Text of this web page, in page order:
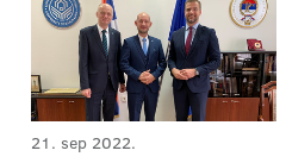
21. sep 2022.